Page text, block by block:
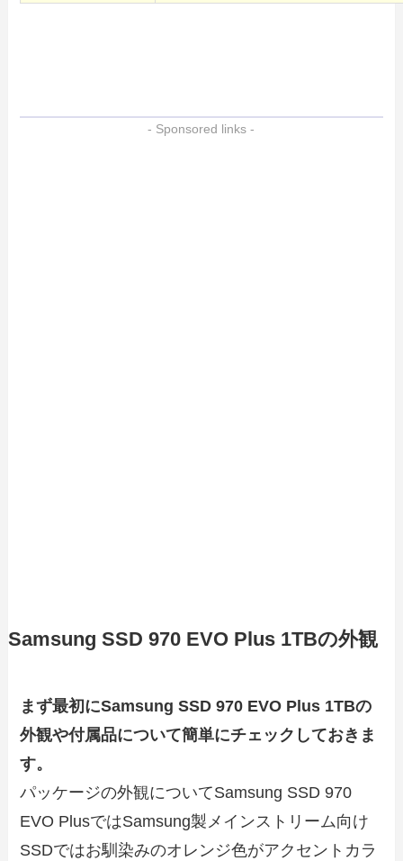
- Sponsored links -
Samsung SSD 970 EVO Plus 1TBの外観
まず最初にSamsung SSD 970 EVO Plus 1TBの
外観や付属品について簡単にチェックしておきま
す。
パッケージの外観についてSamsung SSD 970
EVO PlusではSamsung製メインストリーム向け
SSDではお馴染みのオレンジ色がアクセントカラ